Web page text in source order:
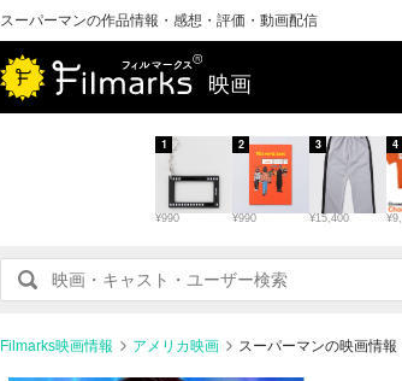
スーパーマンの作品情報・感想・評価・動画配信
映画
¥990
1
¥990
2
¥15,400
3 4
Filmarks映画情報 アメリカ映画 スーパーマンの映画情